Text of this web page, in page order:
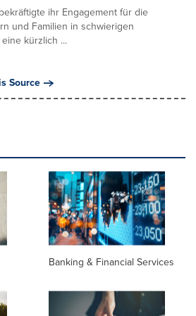
ihr Engagement für die
und Familien in schwierigen
kürzlich ...
Source
Banking & Financial Services